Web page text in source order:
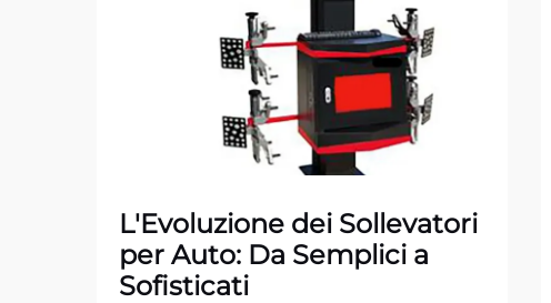
L'Evoluzione dei Sollevatori
per Auto: Da Semplici a
Sofisticati